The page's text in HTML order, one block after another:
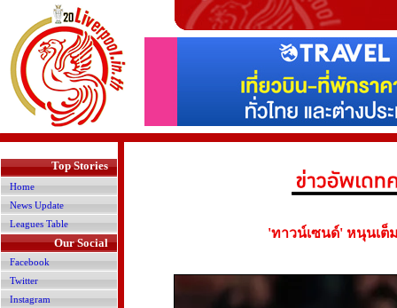
Top Stories
Home
News Update
Leagues Table
Our Social
Facebook
Twitter
Instagram
'ทาวน์เซนด์' หนุนเต็